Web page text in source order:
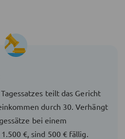
teilt das Gericht
durch 30. Verhängt
bei einem
€, sind 500 € fällig.